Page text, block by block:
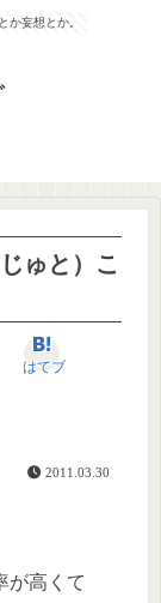
か妄想とか。
ゅと）こ
はてブ
2011.03.30
が高くて